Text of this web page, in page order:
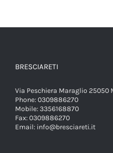
BRESCIARETI
Via Peschiera Maraglio 25050
Phone:0309886270
Mobile:3356168870
Fax:0309886270
Email: info@bresciareti.it